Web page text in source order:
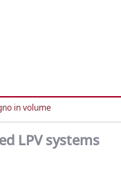
in volume
LPV systems